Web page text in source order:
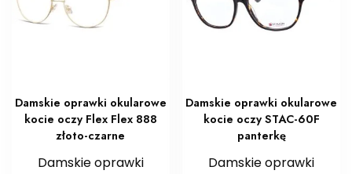
Damskie oprawki okularowe
kocie oczy Flex Flex 888
złoto-czarne
Damskie oprawki
Damskie oprawki okularowe
kocie oczy STAC-60F
panterkę
Damskie oprawki